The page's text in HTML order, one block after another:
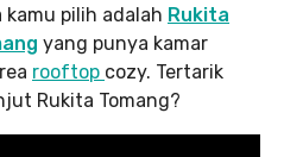
pilih adalah Rukita
yang punya kamar
rooftop cozy. Tertarik
Rukita Tomang?